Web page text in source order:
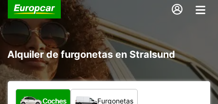
Alquiler de furgonetas en Stralsund
¿Qué tipo de vehículo?
Coches Furgonetas